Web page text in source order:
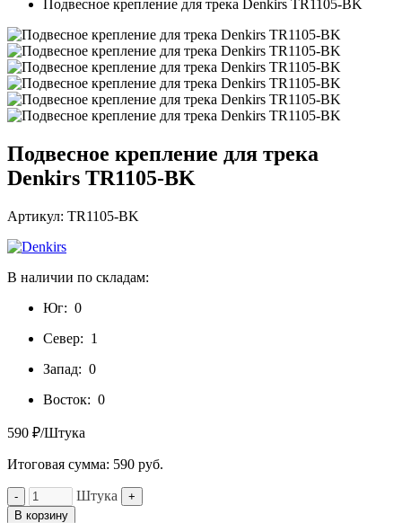
Подвесное крепление для трека Denkirs TR1105-BK
Подвесное крепление для трека
Denkirs TR1105-BK
Артикул: TR1105-BK
В наличии по складам:
Юг: 0
Север: 1
Запад: 0
Восток: 0
590 ₽/Штука
Итоговая сумма: 590 руб.
- Штука
+
В корзину